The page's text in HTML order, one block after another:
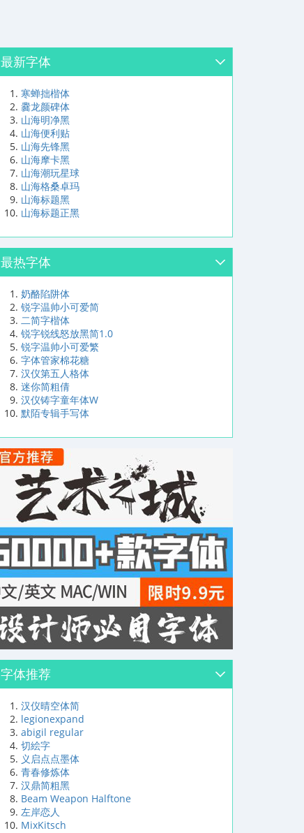
最新字体
寒蝉拙楷体
爨龙颜碑体
山海明净黑
山海便利贴
山海先锋黑
山海摩卡黑
山海潮玩星球
山海格桑卓玛
山海标题黑
山海标题正黑
最热字体
奶酪陷阱体
锐字温帅小可爱简
二简字楷体
锐字锐线怒放黑简1.0
锐字温帅小可爱繁
字体管家棉花糖
汉仪第五人格体
迷你简粗倩
汉仪铸字童年体W
默陌专辑手写体
字体推荐
汉仪晴空体简
legionexpand
abigil regular
切絵字
义启点点墨体
青春修炼体
汉鼎简粗黑
Beam Weapon Halftone
左岸恋人
MixKitsch